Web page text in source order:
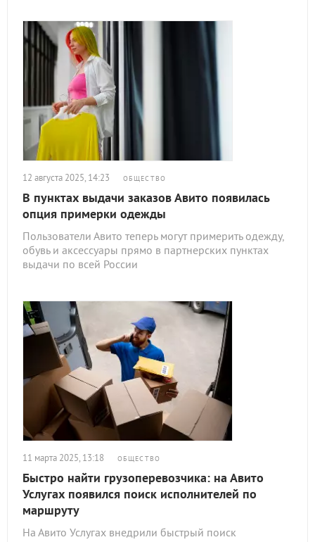
12 августа 2025, 14:23 ОБЩЕСТВО
В пунктах выдачи заказов Авито появилась
опция примерки одежды
Пользователи Авито теперь могут примерить одежду,
обувь и аксессуары прямо в партнерских пунктах
выдачи по всей России
11 марта 2025, 13:18 ОБЩЕСТВО
Быстро найти грузоперевозчика: на Авито
Услугах появился поиск исполнителей по
маршруту
На Авито Услугах внедрили быстрый поиск